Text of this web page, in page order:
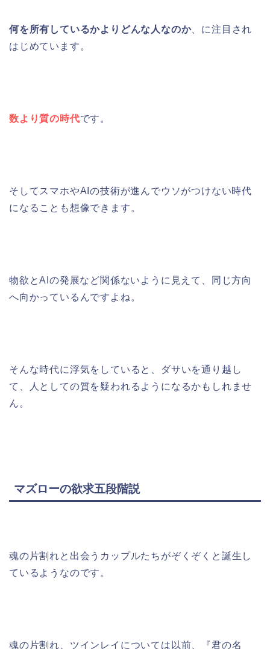
何を所有しているかよりどんな人なのか、に注目され
はじめています。
数より質の時代です。
そしてスマホやAIの技術が進んでウソがつけない時代
になることも想像できます。
物欲とAIの発展など関係ないように見えて、同じ方向
へ向かっているんですよね。
そんな時代に浮気をしていると、ダサいを通り越し
て、人としての質を疑われるようになるかもしれませ
ん。
マズローの欲求五段階説
魂の片割れと出会うカップルたちがぞくぞくと誕生し
ているようなのです。
魂の片割れ、ツインレイについては以前、『君の名